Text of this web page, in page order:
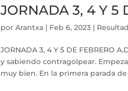
JORNADA 3, 4 Y 5
porArantxa | Feb 6, 2023 |
JORNADA 3, 4 Y 5 DE FEBRERO
y sabiendo contragolpear.
muy bien. En la primera parada